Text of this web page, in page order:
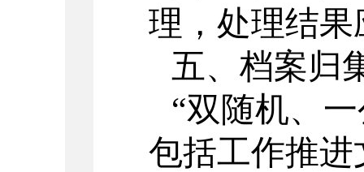
理，处理结
五、档案归
“双随机、
包括工作推